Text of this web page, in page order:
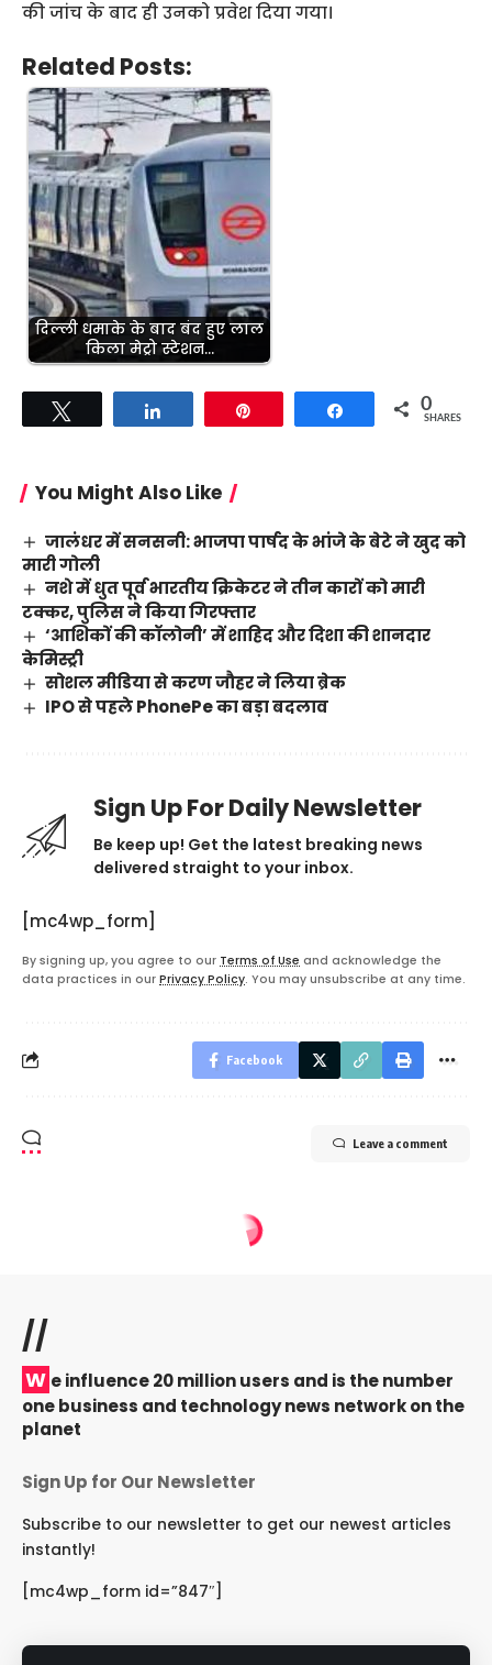
की जांच के बाद ही उनको प्रवेश दिया गया।
Related Posts:
दिल्ली धमाके के बाद बंद हुए लाल
किला मेट्रो स्टेशन…
Share 0
SHARES
You Might Also Like
जालंधर में सनसनी: भाजपा पार्षद के भांजे के बेटे ने खुद को
मारी गोली
नशे में धुत पूर्व भारतीय क्रिकेटर ने तीन कारों को मारी
टक्कर, पुलिस ने किया गिरफ्तार
‘आशिकों की कॉलोनी’ में शाहिद और दिशा की शानदार
केमिस्ट्री
सोशल मीडिया से करण जौहर ने लिया ब्रेक
IPO से पहले PhonePe का बड़ा बदलाव
Sign Up For Daily Newsletter
Be keep up! Get the latest breaking news
delivered straight to your inbox.
[mc4wp_form]
By signing up, you agree to our Terms of Use and acknowledge the
data practices in our Privacy Policy. You may unsubscribe at any time.
Facebook
Leave a comment
//
W e influence 20 million users and is the number
one business and technology news network on the
planet
Sign Up for Our Newsletter
Subscribe to our newsletter to get our newest articles
instantly!
[mc4wp_form id=”847″]